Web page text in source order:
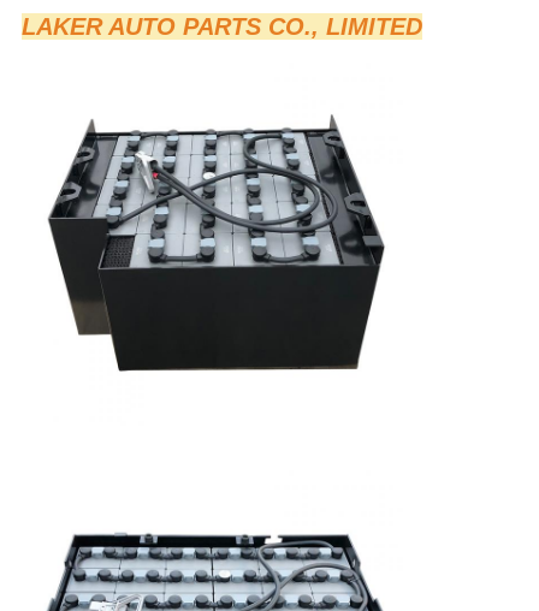
LAKER AUTO PARTS CO., LIMITED